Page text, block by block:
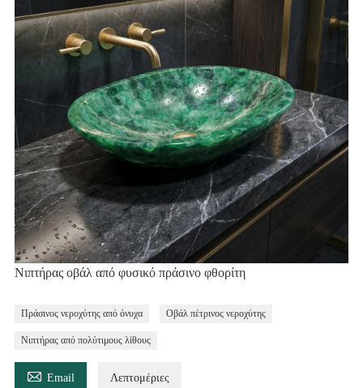
Νιπτήρας οβάλ από φυσικό πράσινο φθορίτη
Πράσινος νεροχύτης από όνυχα Οβάλ πέτρινος νεροχύτης
Νιπτήρας από πολύτιμους λίθους
 Email Λεπτομέριες